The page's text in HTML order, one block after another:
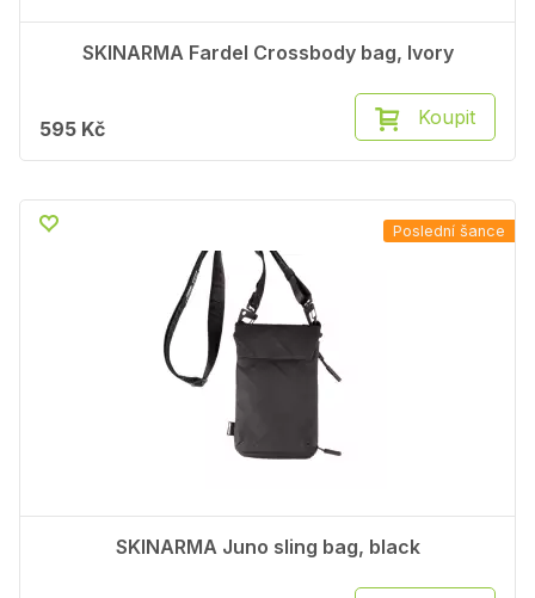
SKINARMA Fardel Crossbody bag, Ivory
595 Kč Koupit
SKINARMA Juno sling bag, black
Poslední šance